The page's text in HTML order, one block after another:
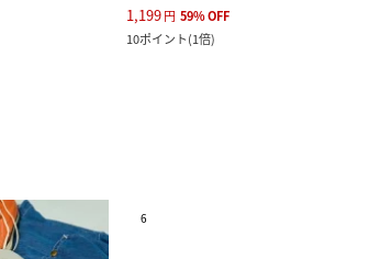
1,199円 59%OFF
10ポイント(1倍)
6